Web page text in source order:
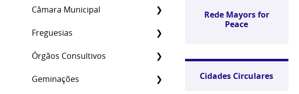
Câmara Municipal
Freguesias
Órgãos Consultivos
Geminações
Rede Mayors for
Peace
Cidades Circulares